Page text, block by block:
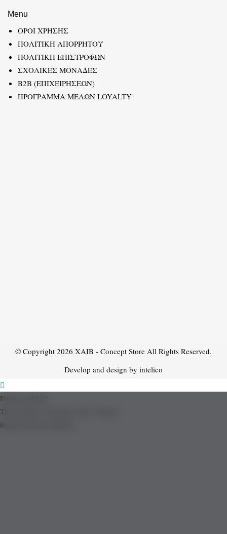
Menu
ΟΡΟΙ ΧΡΗΣΗΣ
ΠΟΛΙΤΙΚΗ ΑΠΟΡΡΗΤΟΥ
ΠΟΛΙΤΙΚΗ ΕΠΙΣΤΡΟΦΩΝ
ΣΧΟΛΙΚΕΣ ΜΟΝΑΔΕΣ
B2B (ΕΠΙΧΕΙΡΗΣΕΩΝ)
ΠΡΟΓΡΑΜΜΑ ΜΕΛΩΝ LOYALTY
© Copyright 2026 XAIB - Concept Store All Rights Reserved.
Develop and design by intelico
Product added!
The product is already in the wishlist!
Removed from Wishlist